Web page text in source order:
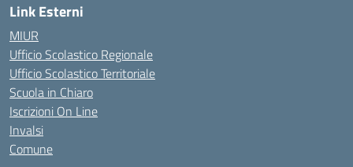
Link Esterni
MIUR
Ufficio Scolastico Regionale
Ufficio Scolastico Territoriale
Scuola in Chiaro
Iscrizioni On Line
Invalsi
Comune